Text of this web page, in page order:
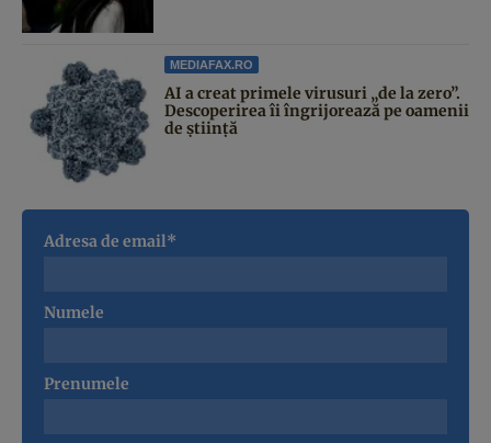
MEDIAFAX.RO
AI a creat primele virusuri „de la zero”.
Descoperirea îi îngrijorează pe oamenii
de știință
Adresa de email*
Numele
Prenumele